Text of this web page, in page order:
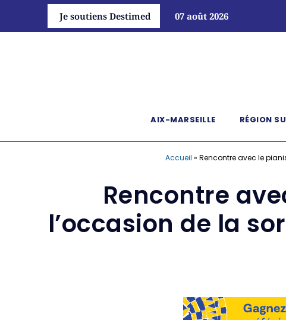
Je soutiens Destimed 07 août 2026
AIX-MARSEILLE RÉGION
Accueil » Rencontre avec le
Rencontre
l’occasion de la